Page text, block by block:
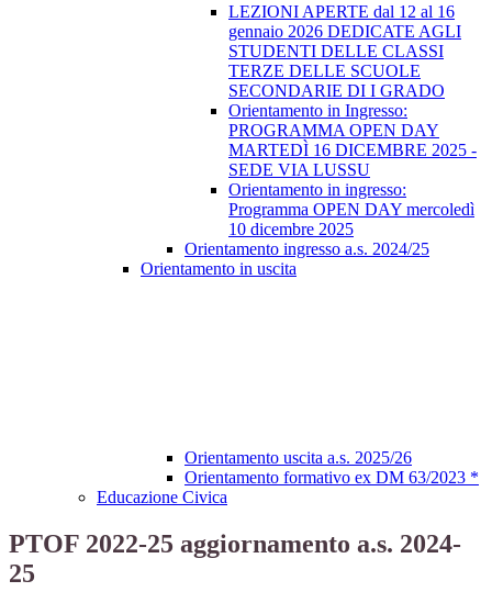
LEZIONI APERTE dal 12 al 16
gennaio 2026 DEDICATE AGLI
STUDENTI DELLE CLASSI
TERZE DELLE SCUOLE
SECONDARIE DI I GRADO
Orientamento in Ingresso:
PROGRAMMA OPEN DAY
MARTEDÌ 16 DICEMBRE 2025 -
SEDE VIA LUSSU
Orientamento in ingresso:
Programma OPEN DAY mercoledì
10 dicembre 2025
Orientamento ingresso a.s. 2024/25
Orientamento in uscita
Orientamento uscita a.s. 2025/26
Orientamento formativo ex DM 63/2023 *
Educazione Civica
PTOF 2022-25 aggiornamento a.s. 2024-
25